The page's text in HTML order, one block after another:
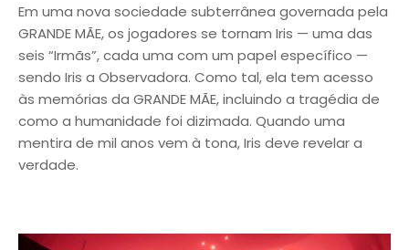
Em uma nova sociedade subterrânea governada pela
GRANDE MÃE, os jogadores se tornam Iris — uma das
seis “Irmãs”, cada uma com um papel específico —
sendo Iris a Observadora. Como tal, ela tem acesso
às memórias da GRANDE MÃE, incluindo a tragédia de
como a humanidade foi dizimada. Quando uma
mentira de mil anos vem à tona, Iris deve revelar a
verdade.